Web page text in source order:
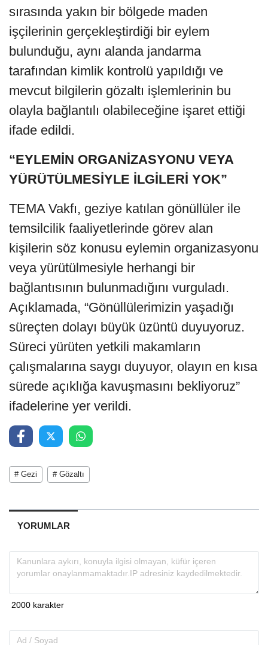
sırasında yakın bir bölgede maden
işçilerinin gerçekleştirdiği bir eylem
bulunduğu, aynı alanda jandarma
tarafından kimlik kontrolü yapıldığı ve
mevcut bilgilerin gözaltı işlemlerinin bu
olayla bağlantılı olabileceğine işaret ettiği
ifade edildi.
“EYLEMİN ORGANİZASYONU VEYA
YÜRÜTÜLMESİYLE İLGİLERİ YOK”
TEMA Vakfı, geziye katılan gönüllüler ile
temsilcilik faaliyetlerinde görev alan
kişilerin söz konusu eylemin organizasyonu
veya yürütülmesiyle herhangi bir
bağlantısının bulunmadığını vurguladı.
Açıklamada, “Gönüllülerimizin yaşadığı
süreçten dolayı büyük üzüntü duyuyoruz.
Süreci yürüten yetkili makamların
çalışmalarına saygı duyuyor, olayın en kısa
sürede açıklığa kavuşmasını bekliyoruz”
ifadelerine yer verildi.
# Gezi # Gözaltı
YORUMLAR